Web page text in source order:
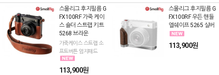
스몰리그 후지필름 G
FX100RF 가죽 케이
스 숄더 스트랩 키트
5268 브라운
가죽케이스 스트랩 소
프트버튼 엄지패드
113,900원
스몰리그 후지필름 G
FX100RF 우든 핸들
엘쉐이프 5265 실버
113,900원